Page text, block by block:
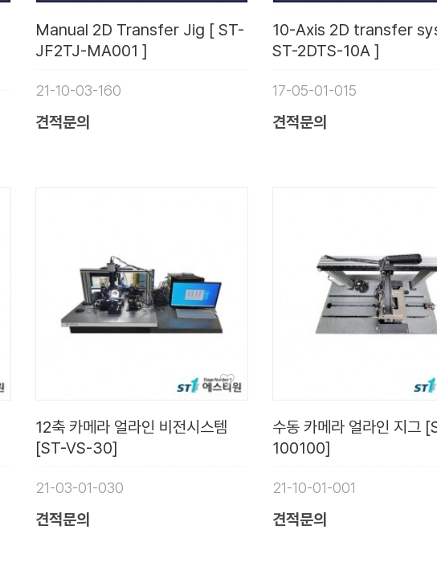
Manual 2D Transfer Jig [ ST-
JF2TJ-MA001 ]
21-10-03-160
견적문의
10-Axis 2D transfer
ST-2DTS-10A ]
17-05-01-015
견적문의
12축 카메라 얼라인 비전시스템
[ST-VS-30]
21-03-01-030
견적문의
수동 카메라 얼라인 지그
100100]
21-10-01-001
견적문의